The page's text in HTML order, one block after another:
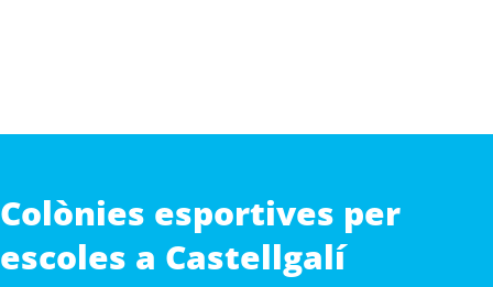
Colònies esportives per
escoles a Castellgalí